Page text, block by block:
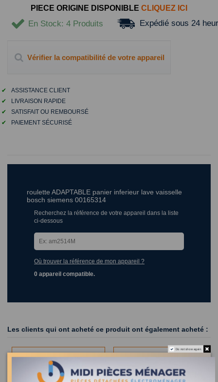
PIECE ORIGINE DISPONIBLE CLIQUEZ ICI
En Stock: 4 Produits Expédié sous 24
Vérifier la compatibilité de votre appareil
✔
ASSISTANCE CLIENT
✔
LIVRAISON RAPIDE
✔
SATISFAIT OU REMBOURSÉ
✔
PAIEMENT SÉCURISÉ
roulette ADAPTABLE panier inferieur lave vaisselle
bosch siemens 00165314
Recherchez la référence de votre appareil dans la liste
ci-dessous
Où trouver la référence de mon appareil ?
0 appareil compatible.
Les clients qui ont acheté ce produit ont également acheté :
Do not show again.